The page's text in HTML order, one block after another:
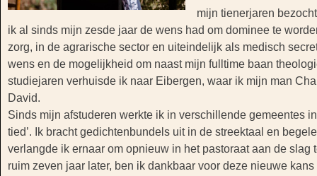
mijn tienerjaren
ik al sinds mijn zesde jaar de wens had om dominee te
zorg, in de agrarische sector en uiteindelijk als medisch
wens en de mogelijkheid om naast mijn fulltime baan
studiejaren verhuisde ik naar Eibergen, waar ik mijn man
David.
Sinds mijn afstuderen werkte ik in verschillende gemeentes
tied’. Ik bracht gedichtenbundels uit in de streektaal en
verlangde ik ernaar om opnieuw in het pastoraat aan de
ruim zeven jaar later, ben ik dankbaar voor deze nieuwe